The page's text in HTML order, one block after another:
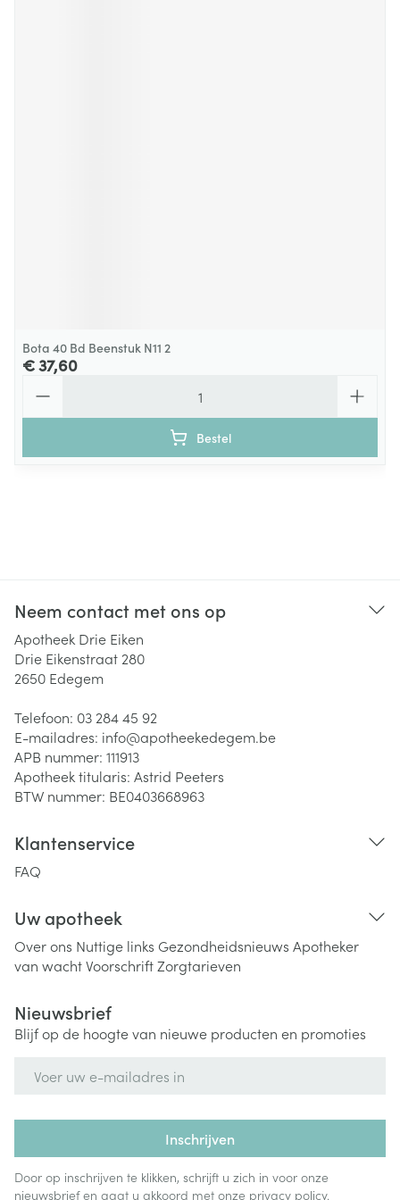
Bota 40 Bd Beenstuk N11 2
€ 37,60
Bestel
Neem contact met ons op
Apotheek Drie Eiken
Drie Eikenstraat 280
2650 Edegem
Telefoon: 03 284 45 92
E-mailadres: info@apotheekedegem.be
APB nummer: 111913
Apotheek titularis: Astrid Peeters
BTW nummer: BE0403668963
Klantenservice
FAQ
Uw apotheek
Over ons Nuttige links Gezondheidsnieuws Apotheker
van wachtVoorschriftZorgtarieven
Nieuwsbrief
Blijf op de hoogte van nieuwe producten en promoties
Inschrijven
Door op inschrijven te klikken, schrijft u zich in voor onze
nieuwsbrief en gaat u akkoord met onze privacy policy.